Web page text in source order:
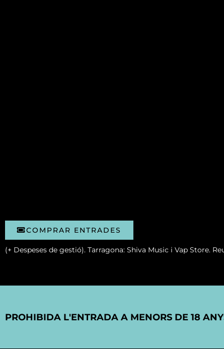
COMPRAR ENTRADES
(+ Despeses de gestió). Tarragona: Shiva Music i Vap Store.
PROHIBIDA L'ENTRADA A MENORS DE 18